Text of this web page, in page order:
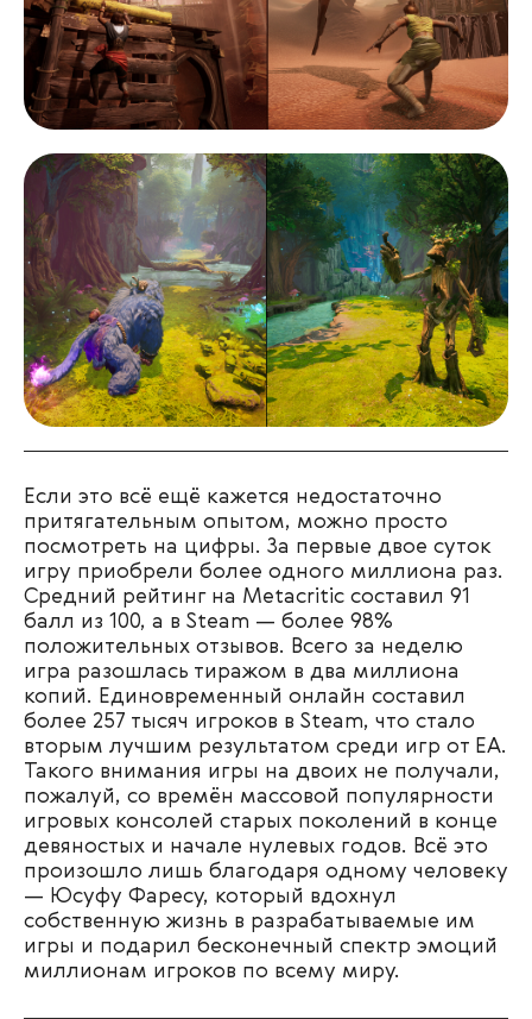
Если это всё ещё кажется недостаточно
притягательным опытом, можно просто
посмотреть на цифры. За первые двое суток
игру приобрели более одного миллиона раз.
Средний рейтинг на Metacritic составил 91
балл из 100, а в Steam — более 98%
положительных отзывов. Всего за неделю
игра разошлась тиражом в два миллиона
копий. Единовременный онлайн составил
более 257 тысяч игроков в Steam, что стало
вторым лучшим результатом среди игр от EA.
Такого внимания игры на двоих не получали,
пожалуй, со времён массовой популярности
игровых консолей старых поколений в конце
девяностых и начале нулевых годов. Всё это
произошло лишь благодаря одному человеку
— Юсуфу Фаресу, который вдохнул
собственную жизнь в разрабатываемые им
игры и подарил бесконечный спектр эмоций
миллионам игроков по всему миру.